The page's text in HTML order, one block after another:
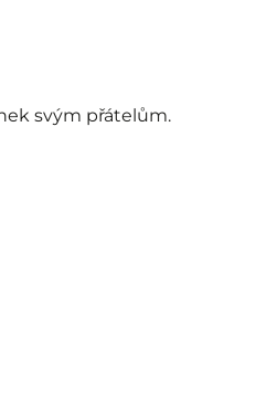
svým přátelům.